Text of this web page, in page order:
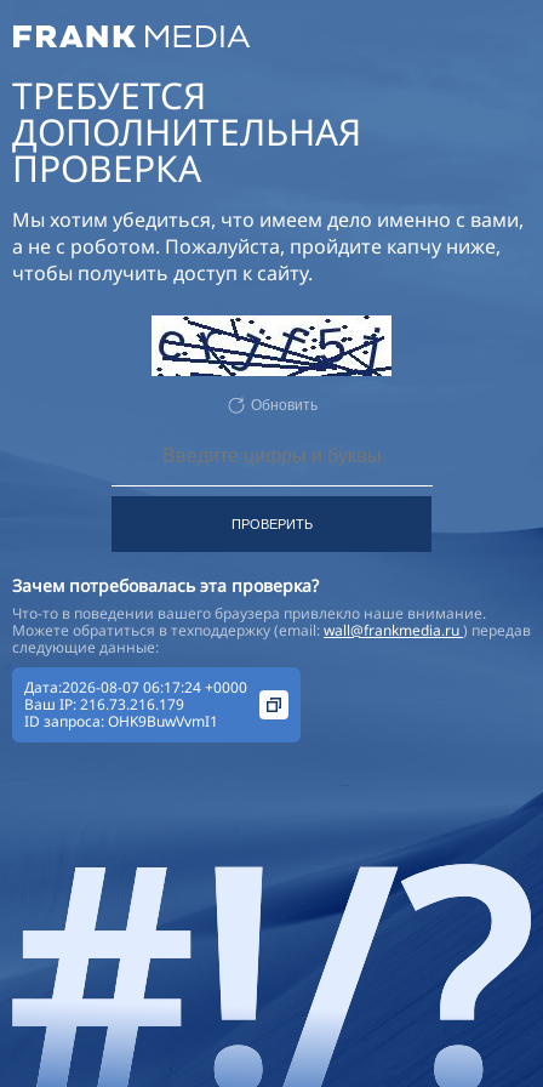
ТРЕБУЕТСЯ
ДОПОЛНИТЕЛЬНАЯ
ПРОВЕРКА
Мы хотим убедиться, что имеем дело именно с вами,
а не с роботом. Пожалуйста, пройдите капчу ниже,
чтобы получить доступ к сайту.
Обновить
ПРОВЕРИТЬ
Зачем потребовалась эта проверка?
Что-то в поведении вашего браузера привлекло наше внимание.
Можете обратиться в техподдержку (email:wall@frankmedia.ru) передав
следующие данные:
Дата:2026-08-07 06:17:24 +0000
Ваш IP:216.73.216.179
ID запроса:OHK9BuwVvmI1